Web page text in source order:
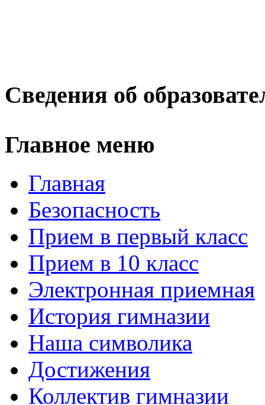
Сведения об
Главное меню
Главная
Безопасность
Прием в первый класс
Прием в 10 класс
Электронная приемная
История гимназии
Наша символика
Достижения
Коллектив гимназии